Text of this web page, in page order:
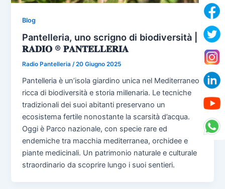
Blog
Pantelleria, uno scrigno di biodiversità |
𝐑𝐀𝐃𝐈𝐎 ® 𝐏𝐀𝐍𝐓𝐄𝐋𝐋𝐄𝐑𝐈𝐀
Radio Pantelleria/20 Giugno 2025
Pantelleria è un’isola giardino unica nel Mediterraneo,
ricca di biodiversità e storia millenaria. Le tecniche
tradizionali dei suoi abitanti preservano un
ecosistema fertile nonostante la scarsità d’acqua.
Oggi è Parco nazionale, con specie rare ed
endemiche tra macchia mediterranea, orchidee e
piante medicinali. Un patrimonio naturale e culturale
straordinario da scoprire lungo i suoi sentieri.